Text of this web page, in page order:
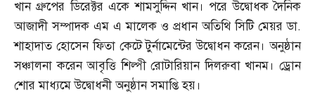
খান গ্রুপের ডিরেক্টর একে শামসুদ্দিন খান। পরে উদ্বোধক দৈনিক
আজাদী সম্পাদক এম এ মালেক ও প্রধান অতিথি সিটি মেয়র ডা.
শাহাদাত হোসেন ফিতা কেটে টুর্নামেন্টের উদ্বোধন করেন। অনুষ্ঠান
সঞ্চালনা করেন আবৃত্তি শিল্পী রোটারিয়ান দিলরুবা খানম। ড্রোন
শোর মাধ্যমে উদ্বোধনী অনুষ্ঠান সমাপ্তি হয়।